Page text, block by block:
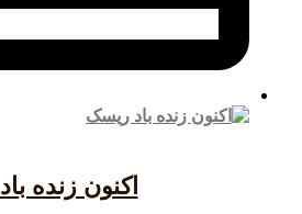
اکنون زنده باد ریسک